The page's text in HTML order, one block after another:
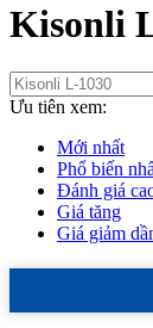
Kisonli
Ưu tiên xem:
Mới nhất
Phổ biến
Đánh giá
Giá tăng
Giá giảm